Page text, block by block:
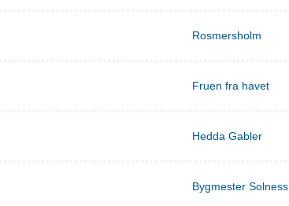
Rosmersholm
Fruen fra havet
Hedda Gabler
Bygmester Solness